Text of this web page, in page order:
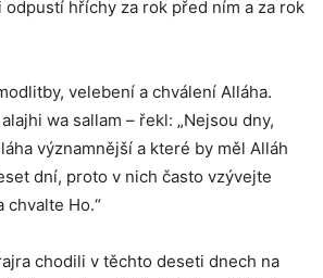
odpustí hříchy za rok před ním a za rok
velebení a chválení Alláha.
wa sallam – řekl: „Nejsou dny,
významnější a které by měl Alláh
dní, proto v nich často vzývejte
chvalte Ho.“
chodili v těchto deseti dnech na